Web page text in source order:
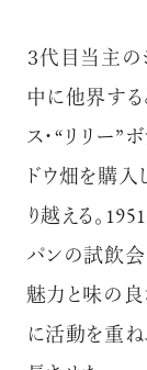
３代目当主の
中に他界する
ス・“リリー”
ドウ畑を購
り越える。
パンの試飲会
魅力と味の良
に活動を重ね